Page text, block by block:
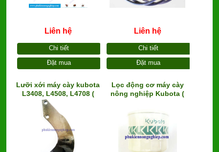
Liên hệ
Chi tiết
Đặt mua
Liên hệ
Chi tiết
Đặt mua
Lưỡi xới máy cày kubota
L3408, L4508, L4708 (
dàn xới đời mới)
Lọc động cơ máy cày
nông nghiệp Kubota (
yanmar, Shibaura, Hino,
Mitsubishi)